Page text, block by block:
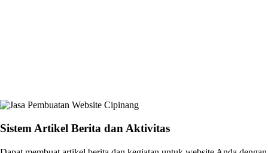
Sistem Artikel Berita dan Aktivitas